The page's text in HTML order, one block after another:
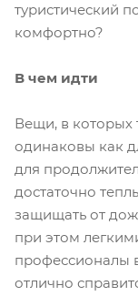
туристический
комфортно?
В чем идти
Вещи, в которых
одинаковы как
для
достаточно
защищать от
при этом
профессионалы
отлично